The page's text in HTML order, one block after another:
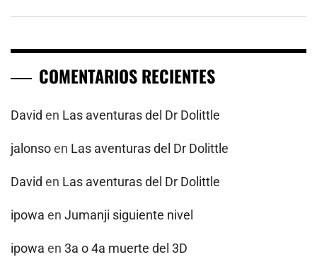
COMENTARIOS RECIENTES
David en Las aventuras del Dr Dolittle
jalonsoen Las aventuras del Dr Dolittle
David en Las aventuras del Dr Dolittle
ipowa en Jumanji siguiente nivel
ipowa en 3a o 4a muerte del 3D